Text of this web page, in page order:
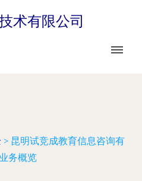
术有限公司
> 昆明试竞成教育信息咨询有
务概览